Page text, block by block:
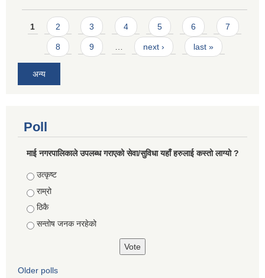
Pages
1 2 3 4 5 6 7
8 9 next › last »
अन्य
Poll
माई नगरपालिकाले उपलब्ध गराएको सेवा/सुविधा यहाँ हरुलाई कस्तो लाग्यो ?
Choices
उत्कृष्ट
राम्रो
ठिकै
सन्तोष जनक नरहेको
Older polls